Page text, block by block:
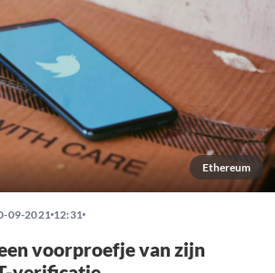
Ethereum
09-2021 12:31
voorproefje van zijn